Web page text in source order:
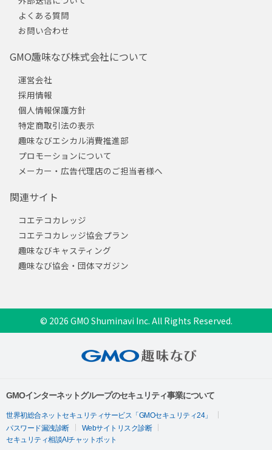
よくある質問
お問い合わせ
GMO趣味なび株式会社について
運営会社
採用情報
個人情報保護方針
特定商取引法の表示
趣味なびエシカル消費推進部
プロモーションについて
メーカー・広告代理店のご担当者様へ
関連サイト
コエテコカレッジ
コエテコカレッジ協会プラン
趣味なびキャスティング
趣味なび協会・団体マガジン
© 2026 GMO Shuminavi Inc. All Rights Reserved.